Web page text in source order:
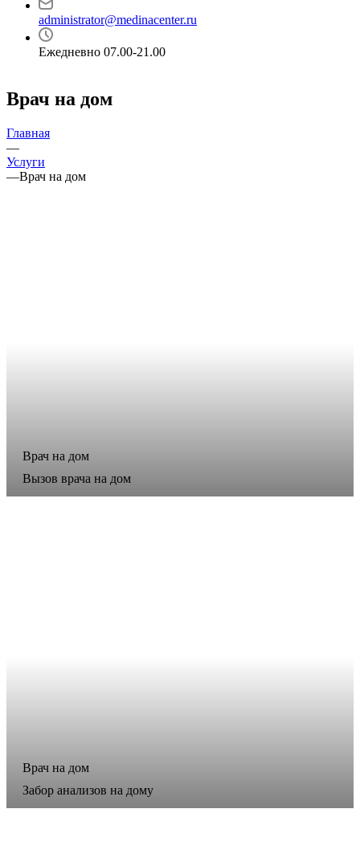
administrator@medinacenter.ru
Ежедневно 07.00-21.00
Врач на дом
Главная
—
Услуги
—Врач на дом
Врач на дом
Вызов врача на дом
Врач на дом
Забор анализов на дому